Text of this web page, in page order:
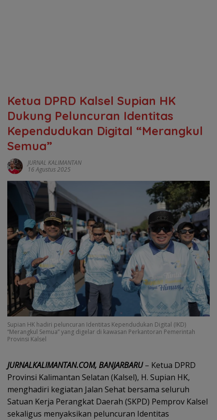
Ketua DPRD Kalsel Supian HK
Dukung Peluncuran Identitas
Kependudukan Digital “Merangkul
Semua”
JURNAL KALIMANTAN
16 Agustus 2025
Supian HK hadiri peluncuran Identitas Kependudukan Digital (IKD)
“Merangkul Semua” yang digelar di kawasan Perkantoran Pemerintah
Provinsi Kalsel
JURNALKALIMANTAN.COM, BANJARBARU– Ketua DPRD
Provinsi Kalimantan Selatan (Kalsel), H. Supian HK,
menghadiri kegiatan Jalan Sehat bersama seluruh
Satuan Kerja Perangkat Daerah (SKPD) Pemprov Kalsel
sekaligus menyaksikan peluncuran Identitas